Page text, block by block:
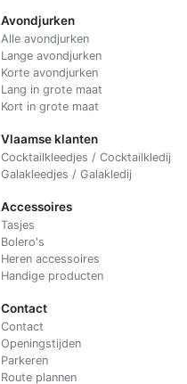
Avondjurken
Alle avondjurken
Lange avondjurken
Korte avondjurken
Lang in grote maat
Kort in grote maat
Vlaamse klanten
Cocktailkleedjes / Cocktailkledij
Galakleedjes / Galakledij
Accessoires
Tasjes
Bolero's
Heren accessoires
Handige producten
Contact
Contact
Openingstijden
Parkeren
Route plannen